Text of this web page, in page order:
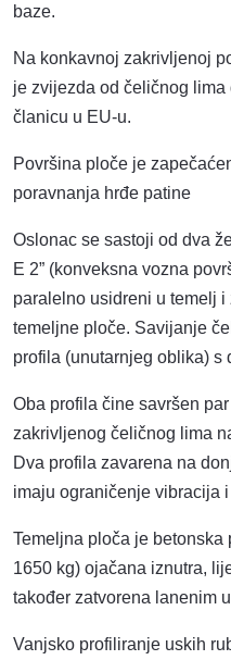
baze.
Na konkavnoj zakrivljenoj
je zvijezda od čeličnog
članicu u EU-u.
Površina ploče je
poravnanja hrđe patine
Oslonac se sastoji od dva
E 2” (konveksna vozna
paralelno usidreni u temelj
temeljne ploče. Savijanje
profila (unutarnjeg oblika) s
Oba profila čine savršen
zakrivljenog čeličnog lima
Dva profila zavarena na
imaju ograničenje vibracija
Temeljna ploča je betonska
1650 kg) ojačana iznutra,
također zatvorena lanenim
Vanjsko profiliranje uskih